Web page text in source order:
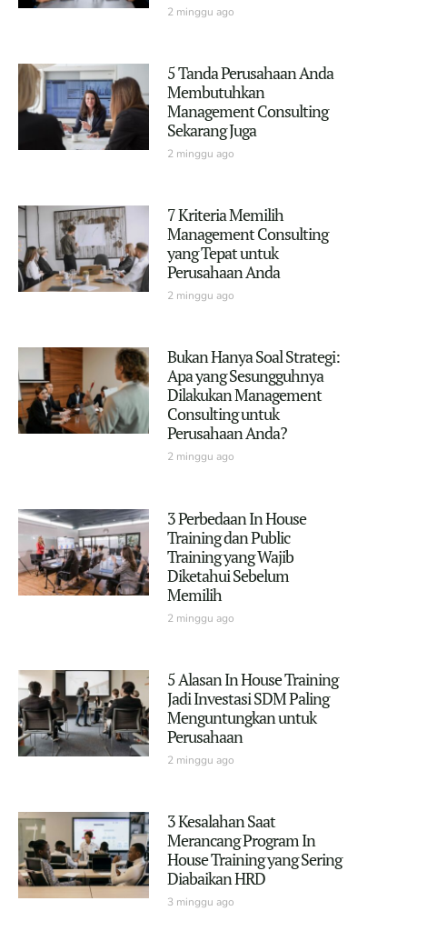
2 minggu ago
5 Tanda Perusahaan Anda
Membutuhkan
Management Consulting
Sekarang Juga
2 minggu ago
7 Kriteria Memilih
Management Consulting
yang Tepat untuk
Perusahaan Anda
2 minggu ago
Bukan Hanya Soal Strategi:
Apa yang Sesungguhnya
Dilakukan Management
Consulting untuk
Perusahaan Anda?
2 minggu ago
3 Perbedaan In House
Training dan Public
Training yang Wajib
Diketahui Sebelum
Memilih
2 minggu ago
5 Alasan In House Training
Jadi Investasi SDM Paling
Menguntungkan untuk
Perusahaan
2 minggu ago
3 Kesalahan Saat
Merancang Program In
House Training yang Sering
Diabaikan HRD
3 minggu ago